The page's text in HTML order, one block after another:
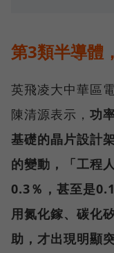
第3類半導體
英飛凌大中華區
陳清源表示， 功
基礎的晶片設計
的變動，「工程
0.3％，甚至是
用氮化鎵、碳化
助，才出現明顯突